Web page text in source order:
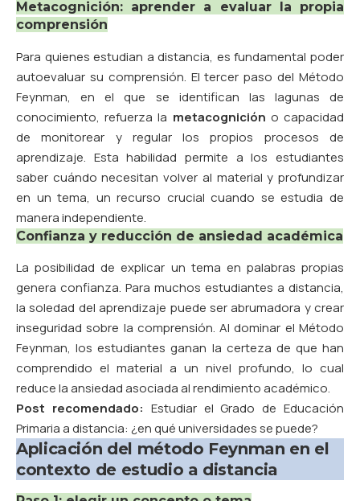
Metacognición: aprender a evaluar la propia
comprensión
Para quienes estudian a distancia, es fundamental poder
autoevaluar su comprensión. El tercer paso del Método
Feynman, en el que se identifican las lagunas de
conocimiento, refuerza la metacognición o capacidad
de monitorear y regular los propios procesos de
aprendizaje. Esta habilidad permite a los estudiantes
saber cuándo necesitan volver al material y profundizar
en un tema, un recurso crucial cuando se estudia de
manera independiente.
Confianza y reducción de ansiedad académica
La posibilidad de explicar un tema en palabras propias
genera confianza. Para muchos estudiantes a distancia,
la soledad del aprendizaje puede ser abrumadora y crear
inseguridad sobre la comprensión. Al dominar el Método
Feynman, los estudiantes ganan la certeza de que han
comprendido el material a un nivel profundo, lo cual
reduce la ansiedad asociada al rendimiento académico.
Post recomendado: Estudiar el Grado de Educación
Primaria a distancia: ¿en qué universidades se puede?
Aplicación del método Feynman en el
contexto de estudio a distancia